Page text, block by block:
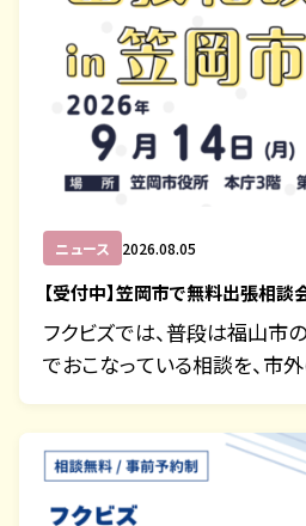
ニュース 2026.08.05
【受付中】笠岡市で無料出張相談
フクビズでは、普段は福山市
でおこなっている相談を、市